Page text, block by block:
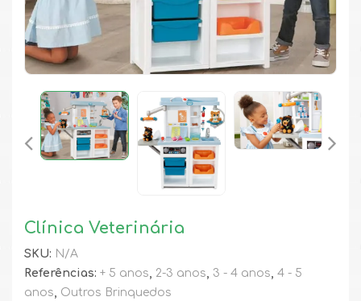
Clínica Veterinária
SKU: N/A
Referências: + 5 anos, 2-3 anos, 3 - 4 anos, 4 - 5
anos, Outros Brinquedos